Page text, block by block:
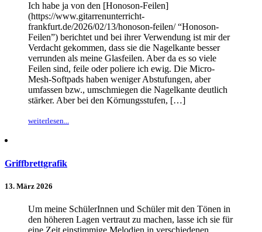
Ich habe ja von den [Honoson-Feilen]
(https://www.gitarrenunterricht-
frankfurt.de/2026/02/13/honoson-feilen/ “Honoson-
Feilen”) berichtet und bei ihrer Verwendung ist mir der
Verdacht gekommen, dass sie die Nagelkante besser
verrunden als meine Glasfeilen. Aber da es so viele
Feilen sind, feile oder poliere ich ewig. Die Micro-
Mesh-Softpads haben weniger Abstufungen, aber
umfassen bzw., umschmiegen die Nagelkante deutlich
stärker. Aber bei den Körnungsstufen, […]
weiterlesen...
Griffbrettgrafik
13. März 2026
Um meine SchülerInnen und Schüler mit den Tönen in
den höheren Lagen vertraut zu machen, lasse ich sie für
eine Zeit einstimmige Melodien in verschiedenen